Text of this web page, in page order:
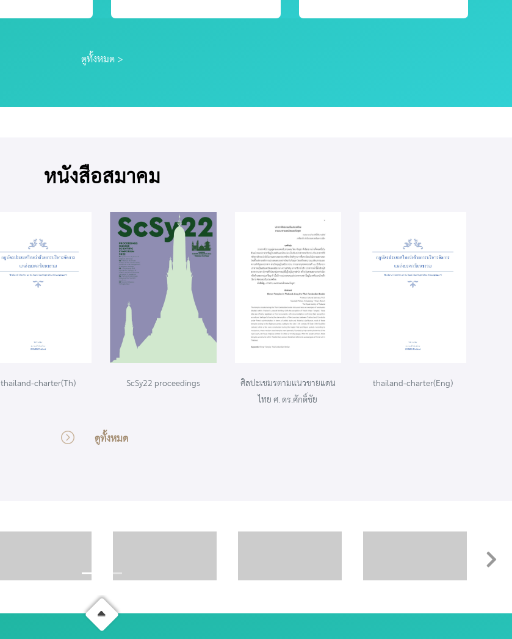
ดูทั้งหมด >
หนังสือสมาคม
ScSy22 proceedings
ศิลปะเขมรตามแนวชายแดน
thailand-charter(Eng) thailand-charter(Th)
ดูทั้งหมด